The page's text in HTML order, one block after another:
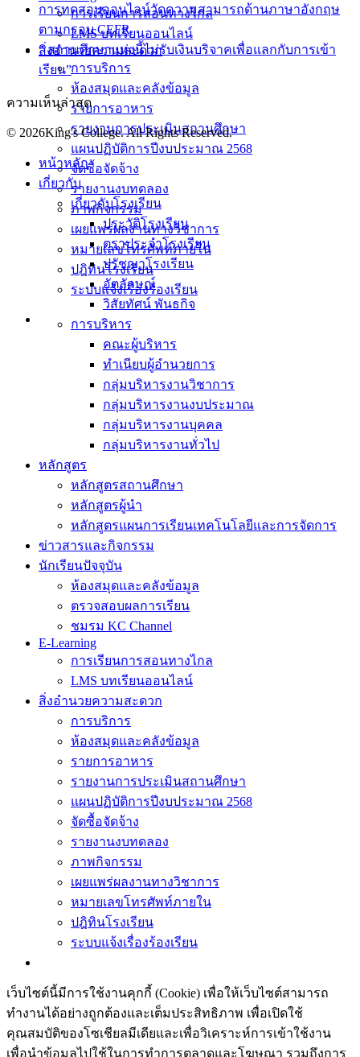
การเรียนการสอนทางไกล
LMS บทเรียนออนไลน์
สิ่งอำนวยความสะดวก
การบริการ
ห้องสมุดและคลังข้อมูล
รายการอาหาร
รายงานการประเมินสถานศึกษา
แผนปฏิบัติการปีงบประมาณ 2568
จัดซื้อจัดจ้าง
รายงานงบทดลอง
ภาพกิจกรรม
เผยแพร่ผลงานทางวิชาการ
หมายเลขโทรศัพท์ภายใน
ปฎิทินโรงเรียน
ระบบแจ้งเรื่องร้องเรียน
การทดสอบออนไลน์วัดความสามารถด้านภาษาอังกฤษ
ตามกรอบ CEFR
“ สถานศึกษาแห่งนี้ไม่รับเงินบริจาคเพื่อแลกกับการเข้า
เรียน”
ความเห็นล่าสุด
© 2026King's College. All Rights Reserved.
หน้าหลัก
เกี่ยวกับ
เกี่ยวกับโรงเรียน
ประวัติโรงเรียน
ตราประจำโรงเรียน
ปรัชญาโรงเรียน
อัตลักษณ์
วิสัยทัศน์ พันธกิจ
การบริหาร
คณะผู้บริหาร
ทำเนียบผู้อำนวยการ
กลุ่มบริหารงานวิชาการ
กลุ่มบริหารงานงบประมาณ
กลุ่มบริหารงานบุคคล
กลุ่มบริหารงานทั่วไป
หลักสูตร
หลักสูตรสถานศึกษา
หลักสูตรผู้นำ
หลักสูตรแผนการเรียนเทคโนโลยีและการจัดการ
ข่าวสารและกิจกรรม
นักเรียนปัจจุบัน
ห้องสมุดและคลังข้อมูล
ตรวจสอบผลการเรียน
ชมรม KC Channel
E-Learning
การเรียนการสอนทางไกล
LMS บทเรียนออนไลน์
สิ่งอำนวยความสะดวก
การบริการ
ห้องสมุดและคลังข้อมูล
รายการอาหาร
รายงานการประเมินสถานศึกษา
แผนปฏิบัติการปีงบประมาณ 2568
จัดซื้อจัดจ้าง
รายงานงบทดลอง
ภาพกิจกรรม
เผยแพร่ผลงานทางวิชาการ
หมายเลขโทรศัพท์ภายใน
ปฎิทินโรงเรียน
ระบบแจ้งเรื่องร้องเรียน
เว็บไซต์นี้มีการใช้งานคุกกี้ (Cookie) เพื่อให้เว็บไซต์สามารถ
ทำงานได้อย่างถูกต้องและเต็มประสิทธิภาพ​ เพื่อเปิดใช้
คุณสมบัติของโซเชียล​มีเดียและเพื่อวิเคราะห์การเข้าใช้งาน
เพื่อนำข้อมูลไปใช้ในการทำการตลาดและโฆษณา​ รวมถึงการ